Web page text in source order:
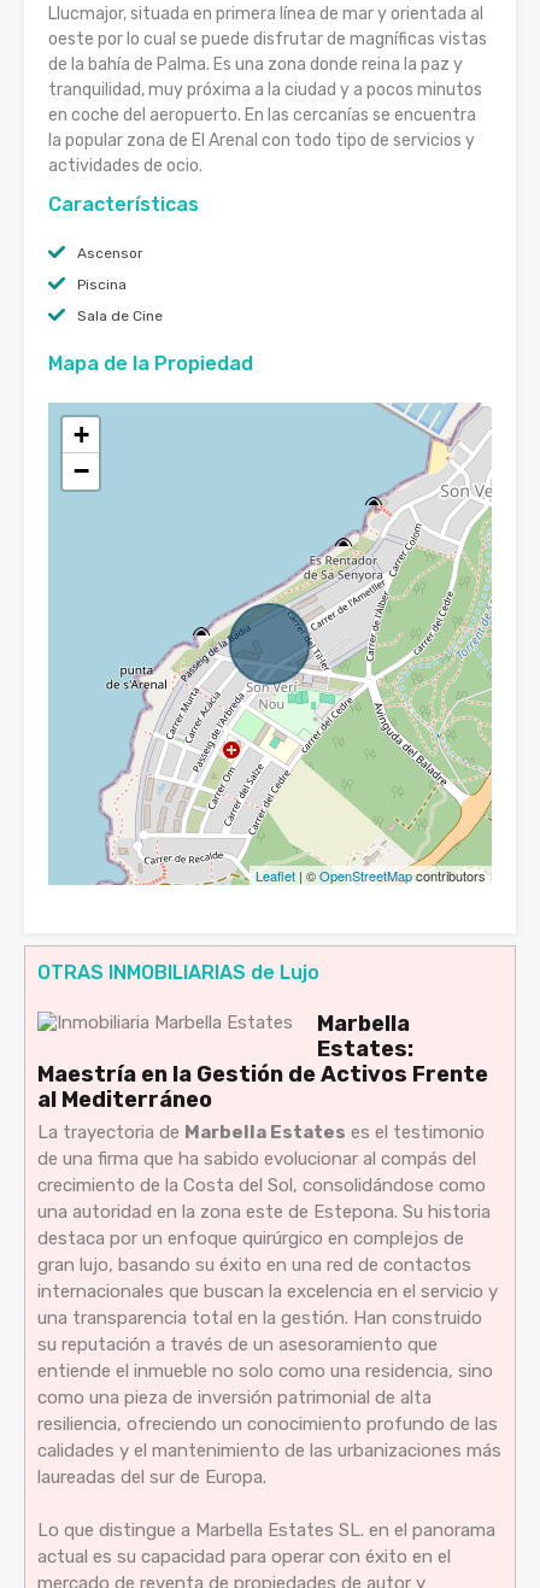
Llucmajor, situada en primera línea de mar y orientada al
oeste por lo cual se puede disfrutar de magníficas vistas
de la bahía de Palma. Es una zona donde reina la paz y
tranquilidad, muy próxima a la ciudad y a pocos minutos
en coche del aeropuerto. En las cercanías se encuentra
la popular zona de El Arenal con todo tipo de servicios y
actividades de ocio.
Características
Ascensor
Piscina
Sala de Cine
Mapa de la Propiedad
+
−
Leaflet | ©OpenStreetMapcontributors
OTRAS INMOBILIARIAS de Lujo
Marbella
Estates:
Maestría en la Gestión de Activos Frente
al Mediterráneo
La trayectoria de Marbella Estates es el testimonio
de una firma que ha sabido evolucionar al compás del
crecimiento de la Costa del Sol, consolidándose como
una autoridad en la zona este de Estepona. Su historia
destaca por un enfoque quirúrgico en complejos de
gran lujo, basando su éxito en una red de contactos
internacionales que buscan la excelencia en el servicio y
una transparencia total en la gestión. Han construido
su reputación a través de un asesoramiento que
entiende el inmueble no solo como una residencia, sino
como una pieza de inversión patrimonial de alta
resiliencia, ofreciendo un conocimiento profundo de las
calidades y el mantenimiento de las urbanizaciones más
laureadas del sur de Europa.
Lo que distingue a Marbella Estates SL. en el panorama
actual es su capacidad para operar con éxito en el
mercado de reventa de propiedades de autor y